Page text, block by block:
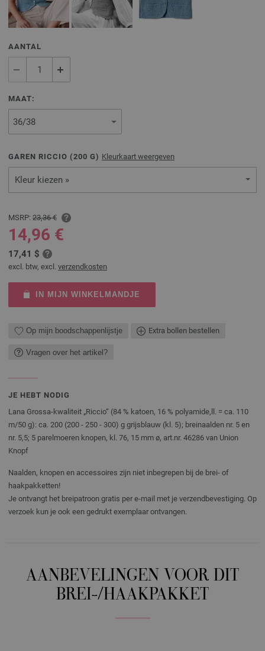
AANTAL
MAAT:
GAREN RICCIO (200 G) Kleurkaart weergeven
Kleur kiezen »
MSRP: 23,36 €
14,96 €
17,41 $
excl. btw, excl. verzendkosten
IN MIJN WINKELMANDJE
Op mijn boodschappenlijstje Extra bollen bestellen
Vragen over het artikel?
JE HEBT NODIG
Lana Grossa-kwaliteit „Riccio“ (84 % katoen, 16 % polyamide,ll. = ca. 110
m/50 g): ca. 200 (200 - 250 - 300) g grijsblauw (kl. 5); breinaalden nr. 5 en
nr. 5,5; 5 parelmoeren knopen, kl. 76, 15 mm ø, art.nr. 46286 van Union
Knopf
Naalden, knopen en accessoires zijn niet inbegrepen bij de brei- of
haakpakketten!
Je ontvangt het breipatroon gratis per e-mail met je verzendbevestiging. Op
verzoek kun je ook een gedrukt exemplaar ontvangen.
AANBEVELINGEN VOOR DIT
BREI-/HAAKPAKKET